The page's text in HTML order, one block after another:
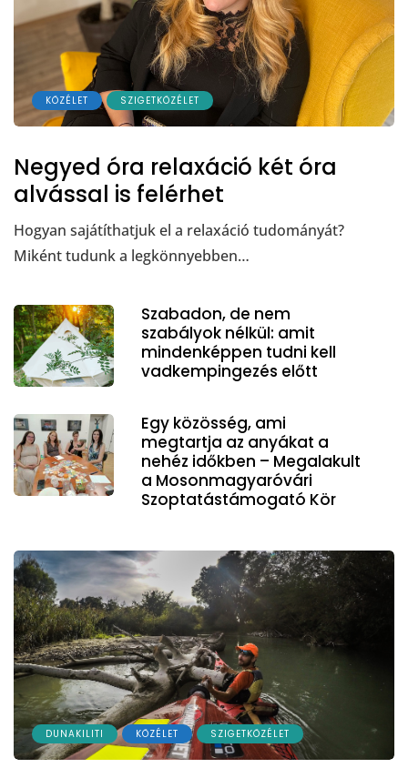
KÖZÉLET SZIGETKÖZÉLET
Negyed óra relaxáció két óra
alvással is felérhet
Hogyan sajátíthatjuk el a relaxáció tudományát?
Miként tudunk a legkönnyebben…
Szabadon, de nem
szabályok nélkül: amit
mindenképpen tudni kell
vadkempingezés előtt
Egy közösség, ami
megtartja az anyákat a
nehéz időkben – Megalakult
a Mosonmagyaróvári
Szoptatástámogató Kör
DUNAKILITI KÖZÉLET SZIGETKÖZÉLET